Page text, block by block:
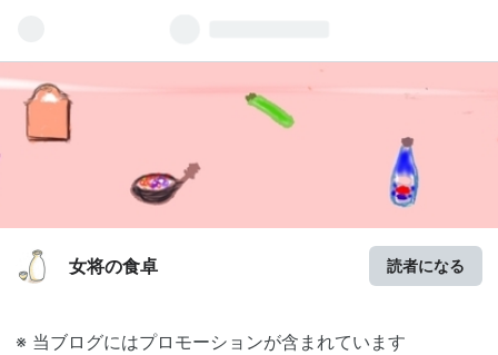
女将の食卓 読者になる
※ 当ブログにはプロモーションが含まれています